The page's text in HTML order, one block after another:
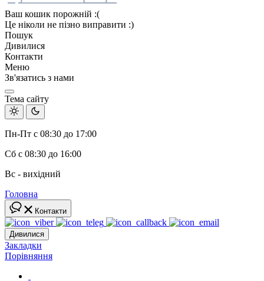
Ваш кошик порожній :(
Це ніколи не пізно виправити :)
Пошук
Дивилися
Контакти
Меню
Зв'язатись з нами
Тема сайту
Пн-Пт с 08:30 до 17:00
Сб с 08:30 до 16:00
Вс - вихідний
Головна
Контакти
Дивилися
Закладки
Порівняння